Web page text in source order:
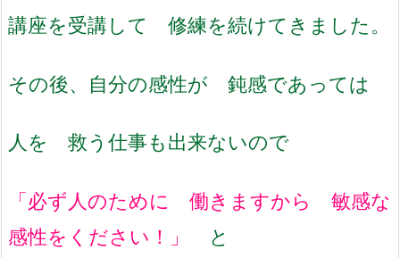
講座を受講して 修練を続けてきました。
その後、自分の感性が 鈍感であっては
人を 救う仕事も出来ないので
「必ず人のために 働きますから 敏感な
感性をください！」
と